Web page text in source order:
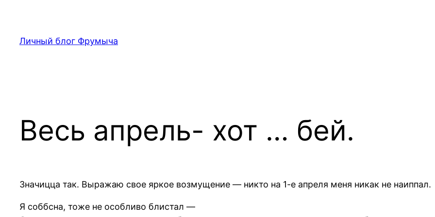
содержимому
Личный блог Фрумыча
Весь апрель- хот … бей.
Значицца так. Выражаю свое яркое возмущение — никто на 1-е апреля меня никак не наиппал.
Я соббсна, тоже не особливо блистал —